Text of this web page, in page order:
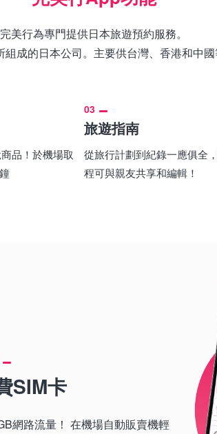
完美行為專門提供日本旅遊預約服務。
成的日本公司。主要供台灣、香港和中國
品！於機場取
03
旅遊指南
從旅行計劃到紀錄一應俱全
程可與親友共享和編輯！
SIM卡
網路流量！ 在機場自動販賣機輕